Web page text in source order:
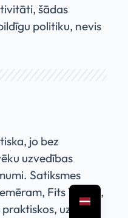
šādas
politiku, nevis
jo bez
uzvedības
Satiksmes
Fits Traffic,
uz